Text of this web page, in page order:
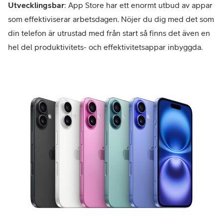
Utvecklingsbar: App Store har ett enormt utbud av appar
som effektiviserar arbetsdagen. Nöjer du dig med det som
din telefon är utrustad med från start så finns det även en
hel del produktivitets- och effektivitetsappar inbyggda.